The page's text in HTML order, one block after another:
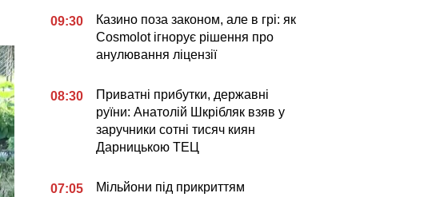
09:30
Казино поза законом, але в грі: як
Cosmolot ігнорує рішення про
анулювання ліцензії
08:30
Приватні прибутки, державні
руїни: Анатолій Шкрібляк взяв у
заручники сотні тисяч киян
Дарницькою ТЕЦ
07:05
Мільйони під прикриттям